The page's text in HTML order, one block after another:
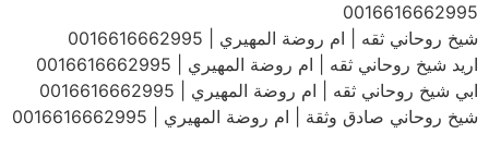
0016616662995
شيخ روحاني ثقه | ام روضة المهيري | 0016616662995
اريد شيخ روحاني ثقه | ام روضة المهيري | 0016616662995
ابي شيخ روحاني ثقه | ام روضة المهيري | 0016616662995
شيخ روحاني صادق وثقة | ام روضة المهيري | 0016616662995